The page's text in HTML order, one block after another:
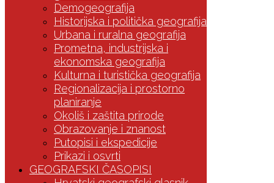
Demogeografija
Historijska i politička geografija
Urbana i ruralna geografija
Prometna, industrijska i
ekonomska geografija
Kulturna i turistička geografija
Regionalizacija i prostorno
planiranje
Okoliš i zaštita prirode
Obrazovanje i znanost
Putopisi i ekspedicije
Prikazi i osvrti
GEOGRAFSKI ČASOPISI